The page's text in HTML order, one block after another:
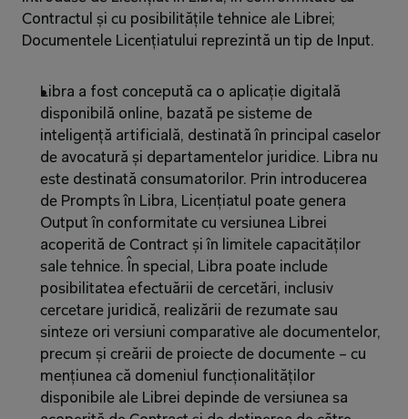
Contractul și cu posibilitățile tehnice ale Librei;
Documentele Licențiatului reprezintă un tip de Input.
Libra a fost concepută ca o aplicație digitală
disponibilă online, bazată pe sisteme de
inteligență artificială, destinată în principal caselor
de avocatură și departamentelor juridice. Libra nu
este destinată consumatorilor. Prin introducerea
de Prompts în Libra, Licențiatul poate genera
Output în conformitate cu versiunea Librei
acoperită de Contract și în limitele capacităților
sale tehnice. În special, Libra poate include
posibilitatea efectuării de cercetări, inclusiv
cercetare juridică, realizării de rezumate sau
sinteze ori versiuni comparative ale documentelor,
precum și creării de proiecte de documente – cu
mențiunea că domeniul funcționalităților
disponibile ale Librei depinde de versiunea sa